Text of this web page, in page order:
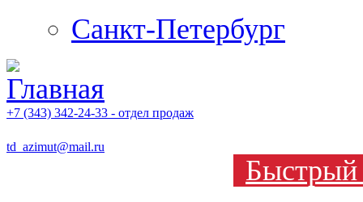
Санкт-Петербург
+7 (343) 342-24-33 - отдел продаж
td_azimut@mail.ru
Быстрый